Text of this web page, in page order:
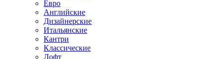
Евро
Английские
Дизайнерские
Итальянские
Кантри
Классические
Лофт